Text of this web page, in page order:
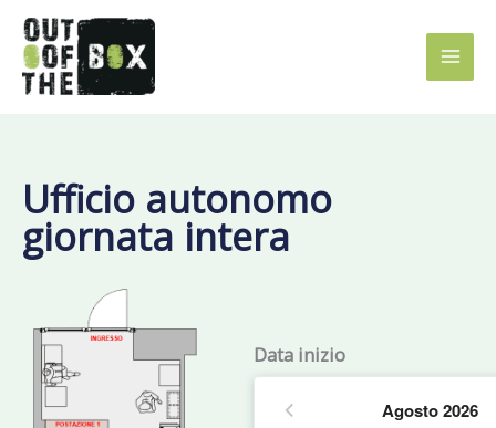
Vai
contenuto
Ufficio autonomo
giornata intera
Data inizio
Agosto2026